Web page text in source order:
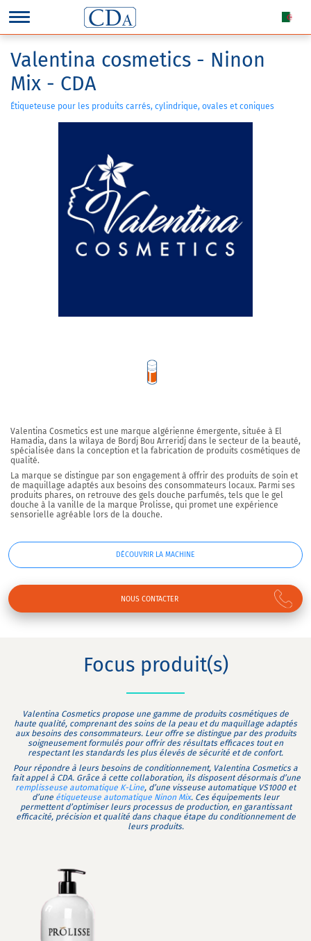
Valentina cosmetics - Ninon
Mix - CDA
Étiqueteuse pour les produits carrés, cylindrique, ovales et coniques
Valentina Cosmetics est une marque algérienne émergente, située à El
Hamadia, dans la wilaya de Bordj Bou Arreridj dans le secteur de la beauté,
spécialisée dans la conception et la fabrication de produits cosmétiques de
qualité.
La marque se distingue par son engagement à offrir des produits de soin et
de maquillage adaptés aux besoins des consommateurs locaux. Parmi ses
produits phares, on retrouve des gels douche parfumés, tels que le gel
douche à la vanille de la marque Prolisse, qui promet une expérience
sensorielle agréable lors de la douche.
DÉCOUVRIR LA MACHINE
NOUS CONTACTER
Focus produit(s)
Valentina Cosmetics propose une gamme de produits cosmétiques de
haute qualité, comprenant des soins de la peau et du maquillage adaptés
aux besoins des consommateurs. Leur offre se distingue par des produits
soigneusement formulés pour offrir des résultats efficaces tout en
respectant les standards les plus élevés de sécurité et de confort.
Pour répondre à leurs besoins de conditionnement, Valentina Cosmetics a
fait appel à CDA. Grâce à cette collaboration, ils disposent désormais d’une
remplisseuse automatique K-Line, d’une visseuse automatique VS1000 et
d’une étiqueteuse automatique Ninon Mix. Ces équipements leur
permettent d’optimiser leurs processus de production, en garantissant
efficacité, précision et qualité dans chaque étape du conditionnement de
leurs produits.